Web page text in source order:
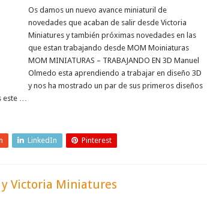
Os damos un nuevo avance miniaturil de
novedades que acaban de salir desde Victoria
Miniatures y también próximas novedades en las
que estan trabajando desde MOM Moiniaturas
MOM MINIATURAS – TRABAJANDO EN 3D Manuel
Olmedo esta aprendiendo a trabajar en diseño 3D
y nos ha mostrado un par de sus primeros diseños
…
LinkedIn Pinterest
Victoria Miniatures